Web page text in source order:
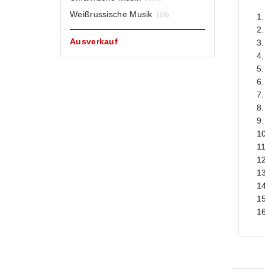
Weißrussische Musik (15)
Ausverkauf